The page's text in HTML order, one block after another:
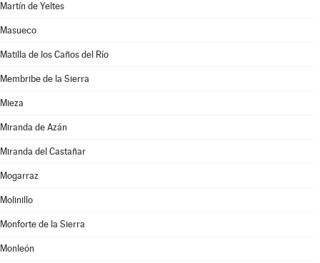
Martín de Yeltes
Masueco
Matilla de los Caños del Río
Membribe de la Sierra
Mieza
Miranda de Azán
Miranda del Castañar
Mogarraz
Molinillo
Monforte de la Sierra
Monleón